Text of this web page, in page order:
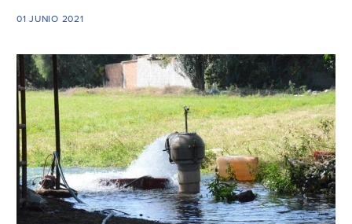
01 JUNIO 2021